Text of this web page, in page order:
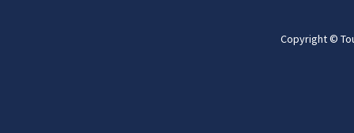
Copyright ©